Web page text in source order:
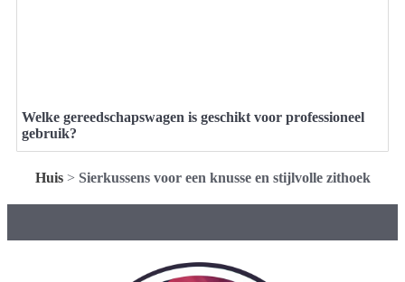
Welke gereedschapswagen is geschikt voor professioneel
gebruik?
Huis> Sierkussens voor een knusse en stijlvolle zithoek